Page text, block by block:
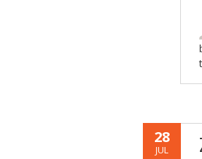
28
JUL